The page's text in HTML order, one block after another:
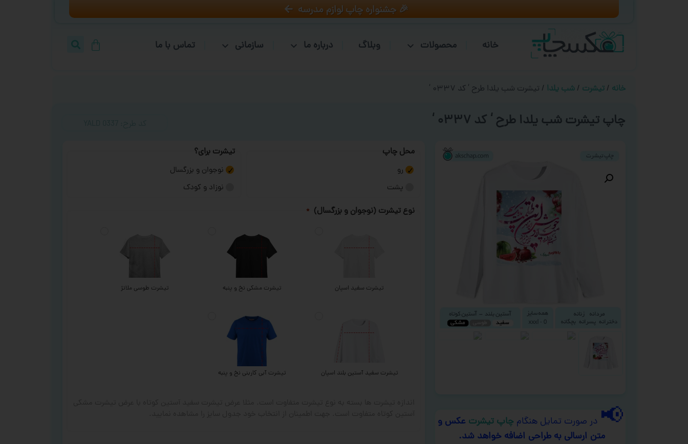
🎉 جشنواره چاپ لوازم مدرسه
خانه محصولات وبلاگ درباره ما سازمانی تماس با ما
خانه / تیشرت / شب یلدا / تیشرت شب یلدا طرح ‘ کد ۰۳۳۷ ‘
چاپ تیشرت شب یلدا طرح ‘ کد ۰۳۳۷ ‘
📢 در صورت تمایل هنگام چاپ تیشرت عکس و
متن ارسالی به طراحی اضافه خواهد شد.
محل چاپ
رو
پشت
تیشرت برای؟
نوجوان و بزرگسال
نوزاد و کودک
نوع تیشرت (نوجوان و بزرگسال) *
تیشرت سفید اسپان تیشرت مشکی نخ و پنبه تیشرت طوسی ملانژ
تیشرت سفید آستین بلند اسپان تیشرت آبی کاربنی نخ و پنبه